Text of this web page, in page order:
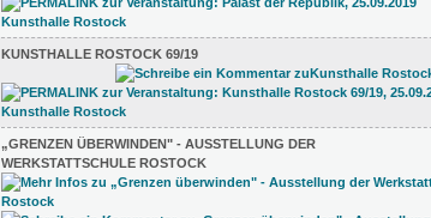
KUNSTHALLE ROSTOCK 69/19
„GRENZEN ÜBERWINDEN" - AUSSTELLUNG DER
WERKSTATTSCHULE ROSTOCK